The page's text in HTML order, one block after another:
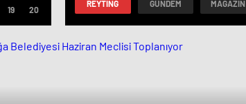
REYTING GÜNDEM MAGAZIN